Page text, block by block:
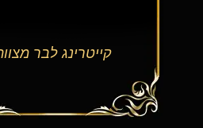
קייטרינג לבר מצווה